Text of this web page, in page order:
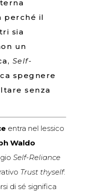
perché il
sia
un
Self-
spegnere
senza
entra nel lessico
Waldo
Self-Reliance
Trust thyself:
di sé significa